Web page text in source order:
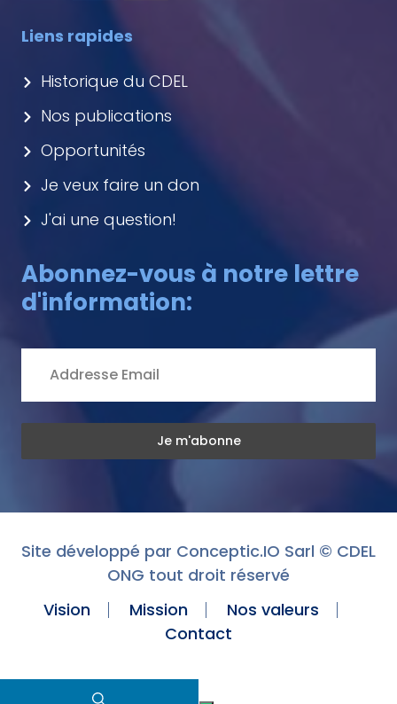
Liens rapides
Historique du CDEL
Nos publications
Opportunités
Je veux faire un don
J'ai une question!
Abonnez-vous à notre lettre
d'information:
Site développé par Conceptic.IO Sarl © CDEL
ONG tout droit réservé
Vision
Mission
Nos valeurs
Contact